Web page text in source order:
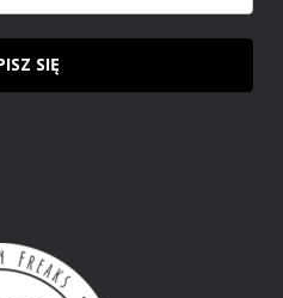
SIĘ